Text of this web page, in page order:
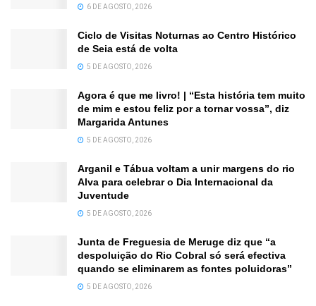
6 DE AGOSTO, 2026
Ciclo de Visitas Noturnas ao Centro Histórico
de Seia está de volta
5 DE AGOSTO, 2026
Agora é que me livro! | “Esta história tem muito
de mim e estou feliz por a tornar vossa”, diz
Margarida Antunes
5 DE AGOSTO, 2026
Arganil e Tábua voltam a unir margens do rio
Alva para celebrar o Dia Internacional da
Juventude
5 DE AGOSTO, 2026
Junta de Freguesia de Meruge diz que “a
despoluição do Rio Cobral só será efectiva
quando se eliminarem as fontes poluidoras”
5 DE AGOSTO, 2026